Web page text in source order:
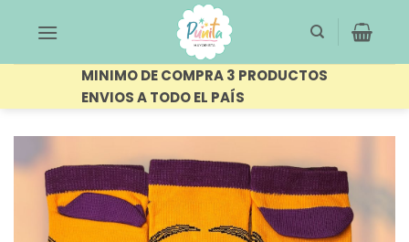
MINIMO DE COMPRA 3 PRODUCTOS
ENVIOS A TODO EL PAÍS